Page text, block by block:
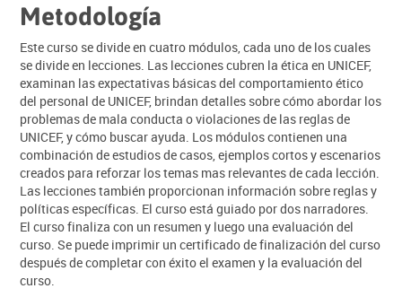
Metodología
Este curso se divide en cuatro módulos, cada uno de los cuales
se divide en lecciones. Las lecciones cubren la ética en UNICEF,
examinan las expectativas básicas del comportamiento ético
del personal de UNICEF, brindan detalles sobre cómo abordar los
problemas de mala conducta o violaciones de las reglas de
UNICEF, y cómo buscar ayuda. Los módulos contienen una
combinación de estudios de casos, ejemplos cortos y escenarios
creados para reforzar los temas mas relevantes de cada lección.
Las lecciones también proporcionan información sobre reglas y
políticas específicas. El curso está guiado por dos narradores.
El curso finaliza con un resumen y luego una evaluación del
curso. Se puede imprimir un certificado de finalización del curso
después de completar con éxito el examen y la evaluación del
curso.